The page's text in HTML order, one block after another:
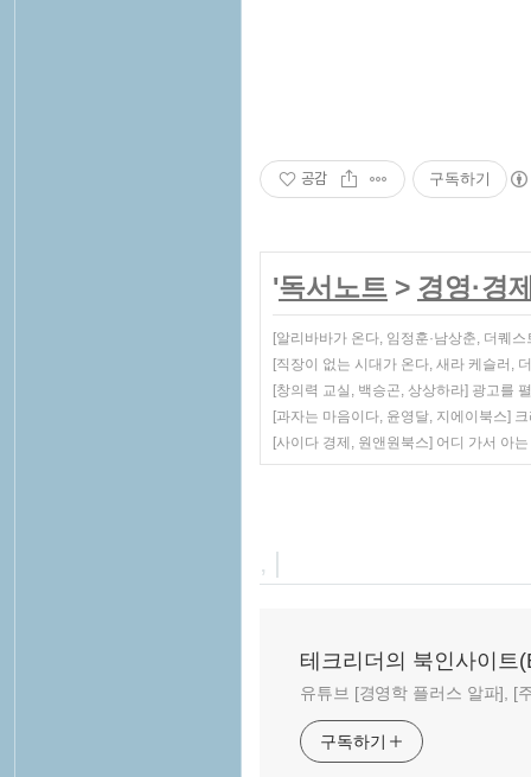
공감 구독하기
'독서노트 > 경영·경
[알리바바가 온다, 임정훈·남상춘, 더퀘
[직장이 없는 시대가 온다, 새라 케슬러,
[창의력 교실, 백승곤, 상상하라] 광고를
[과자는 마음이다, 윤영달, 지에이북스]
[사이다 경제, 원앤원북스] 어디 가서 아
, |
테크리더의 북인사이트
유튜브 [경영학 플러스 알파], [
구독하기